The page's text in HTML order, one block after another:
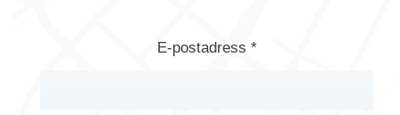
E-postadress *